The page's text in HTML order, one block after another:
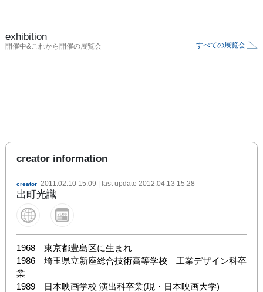
exhibition
開催中&これから開催の展覧会 すべての展覧会
creator information
creator 2011.02.10 15:09 | last update 2012.04.13 15:28
出町光識
1968　東京都豊島区に生まれ
1986　埼玉県立新座総合技術高等学校　工業デザイン科卒
業
1989　日本映画学校 演出科卒業(現・日本映画大学)